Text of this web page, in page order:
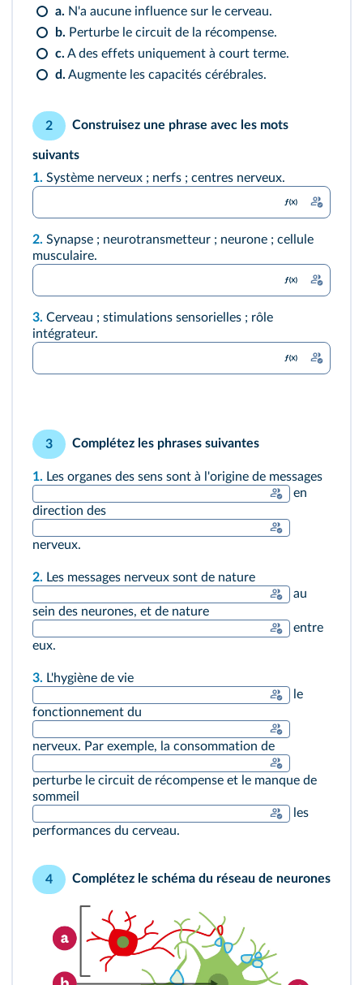
a. N'a aucune influence sur le cerveau.
b. Perturbe le circuit de la récompense.
c. A des effets uniquement à court terme.
d. Augmente les capacités cérébrales.
2 Construisez une phrase avec les mots
suivants
1. Système nerveux ; nerfs ; centres nerveux.
2. Synapse ; neurotransmetteur ; neurone ; cellule
musculaire.
3. Cerveau ; stimulations sensorielles ; rôle
intégrateur.
3 Complétez les phrases suivantes
1. Les organes des sens sont à l'origine de messages
en
direction des
nerveux.
2. Les messages nerveux sont de nature
au
sein des neurones, et de nature
entre
eux.
3. L'hygiène de vie
le
fonctionnement du
nerveux. Par exemple, la consommation de
perturbe le circuit de récompense et le manque de
sommeil
les
performances du cerveau.
4 Complétez le schéma du réseau de neurones